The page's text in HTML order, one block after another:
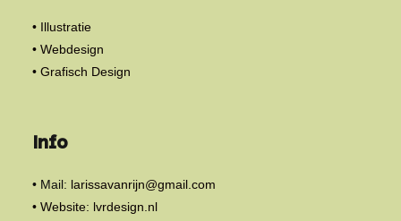
• Illustratie
• Webdesign
• Grafisch Design
Info
• Mail: larissavanrijn@gmail.com
• Website: lvrdesign.nl